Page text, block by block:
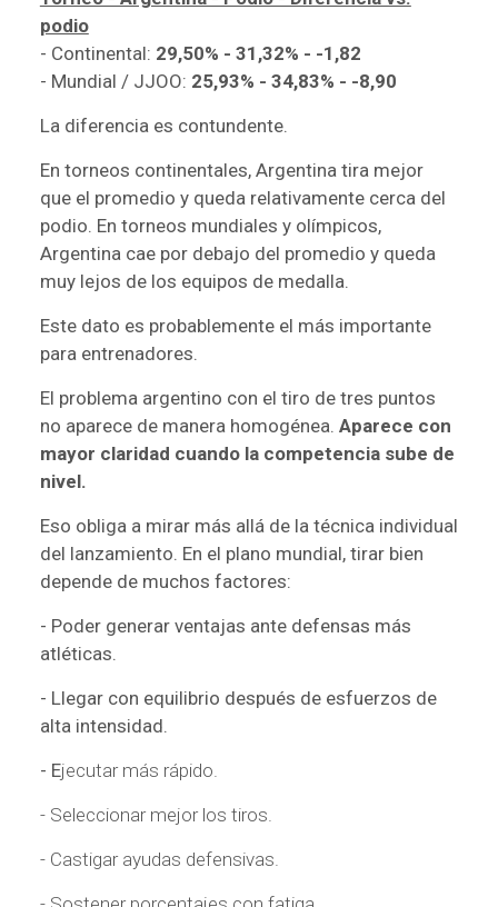
podio
- Continental: 29,50% - 31,32% - -1,82
- Mundial / JJOO: 25,93% - 34,83% - -8,90
La diferencia es contundente.
En torneos continentales, Argentina tira mejor
que el promedio y queda relativamente cerca del
podio. En torneos mundiales y olímpicos,
Argentina cae por debajo del promedio y queda
muy lejos de los equipos de medalla.
Este dato es probablemente el más importante
para entrenadores.
El problema argentino con el tiro de tres puntos
no aparece de manera homogénea. Aparece con
mayor claridad cuando la competencia sube de
nivel.
Eso obliga a mirar más allá de la técnica individual
del lanzamiento. En el plano mundial, tirar bien
depende de muchos factores:
- Poder generar ventajas ante defensas más
atléticas.
- Llegar con equilibrio después de esfuerzos de
alta intensidad.
- Ejecutar más rápido.
- Seleccionar mejor los tiros.
- Castigar ayudas defensivas.